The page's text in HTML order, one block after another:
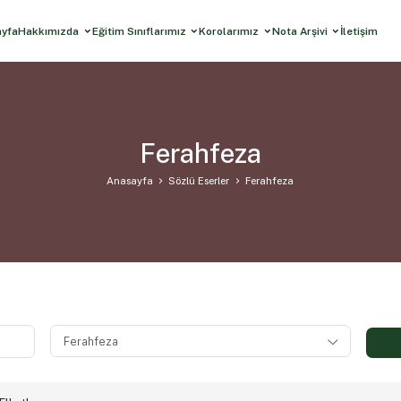
Hakkımızda Eğitim Sınıflarımız Korolarımız Nota Arşivi İletişim
Ferahfeza
Anasayfa Sözlü Eserler Ferahfeza